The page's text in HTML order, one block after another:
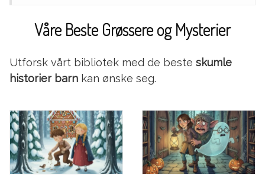
Våre Beste Grøssere og Mysterier
Utforsk vårt bibliotek med de beste skumle
historier barn kan ønske seg.